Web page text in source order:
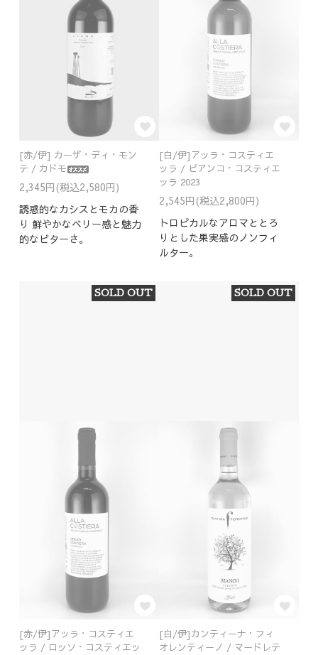
[赤/伊] カーザ・ディ・モン
テ / カドモ
2,345円(税込2,580円)
誘惑的なカシスとモカの香
り 鮮やかなベリー感と魅力
的なビターさ。
[白/伊]アッラ・コスティエ
ッラ / ビアンコ・コスティエ
ッラ 2023
2,545円(税込2,800円)
トロピカルなアロマととろ
りとした果実感のノンフィ
ルター。
SOLD OUT
[赤/伊]アッラ・コスティエ
ッラ / ロッソ・コスティエッ
SOLD OUT
[白/伊]カンティーナ・フィ
オレンティーノ / マードレテ